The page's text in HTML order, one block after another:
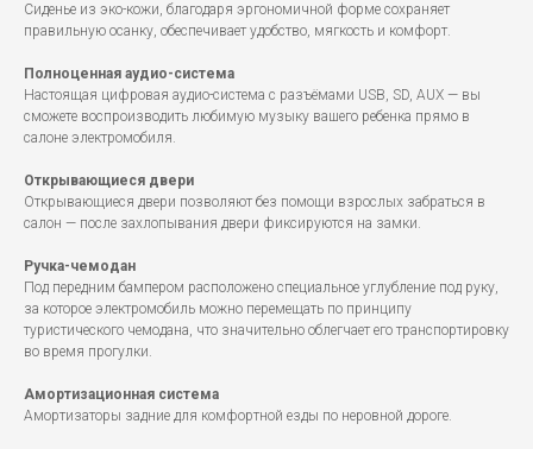
Сиденье из эко-кожи, благодаря эргономичной форме сохраняет
правильную осанку, обеспечивает удобство, мягкость и комфорт.
Полноценная аудио-система
Настоящая цифровая аудио-система с разъёмами USB, SD, AUX — вы
сможете воспроизводить любимую музыку вашего ребенка прямо в
салоне электромобиля.
Открывающиеся двери
Открывающиеся двери позволяют без помощи взрослых забраться в
салон — после захлопывания двери фиксируются на замки.
Ручка-чемодан
Под передним бампером расположено специальное углубление под руку,
за которое электромобиль можно перемещать по принципу
туристического чемодана, что значительно облегчает его транспортировку
во время прогулки.
Амортизационная система
Амортизаторы задние для комфортной езды по неровной дороге.